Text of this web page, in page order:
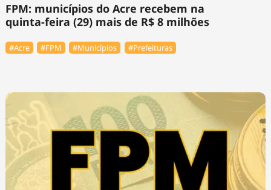
FPM: municípios do Acre recebem na
quinta-feira (29) mais de R$ 8 milhões
#Acre #FPM #Municípios #Prefeituras